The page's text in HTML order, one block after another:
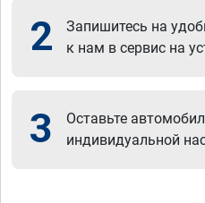
2
Запишитесь на
к нам в сервис на
3
Оставьте
индивидуальной